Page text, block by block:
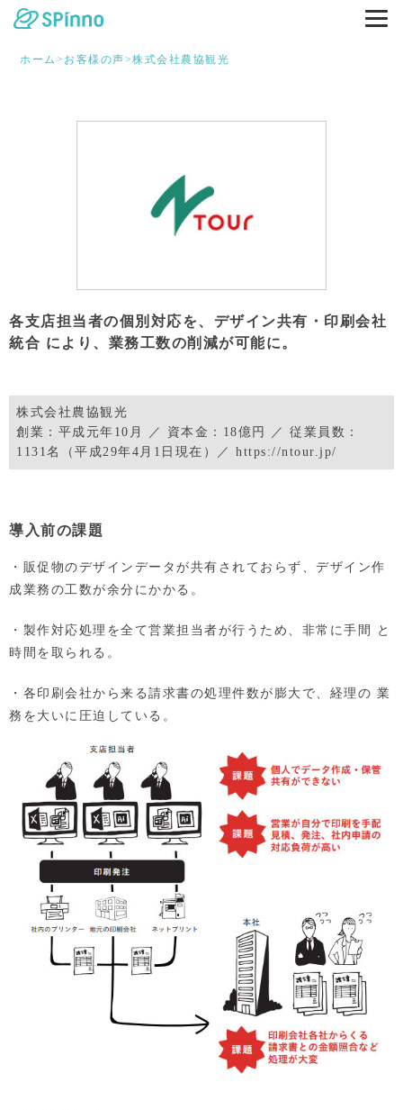
ホーム > お客様の声>株式会社農協観光
各支店担当者の個別対応を、デザイン共有・印刷会社
統合 により、業務工数の削減が可能に。
株式会社農協観光
創業：平成元年10月 ／ 資本金：18億円 ／ 従業員数：
1131名（平成29年4月1日現在）／ https://ntour.jp/
導入前の課題
・販促物のデザインデータが共有されておらず、デザイン作
成業務の工数が余分にかかる。
・製作対応処理を全て営業担当者が行うため、非常に手間 と
時間を取られる。
・各印刷会社から来る請求書の処理件数が膨大で、経理の 業
務を大いに圧迫している。